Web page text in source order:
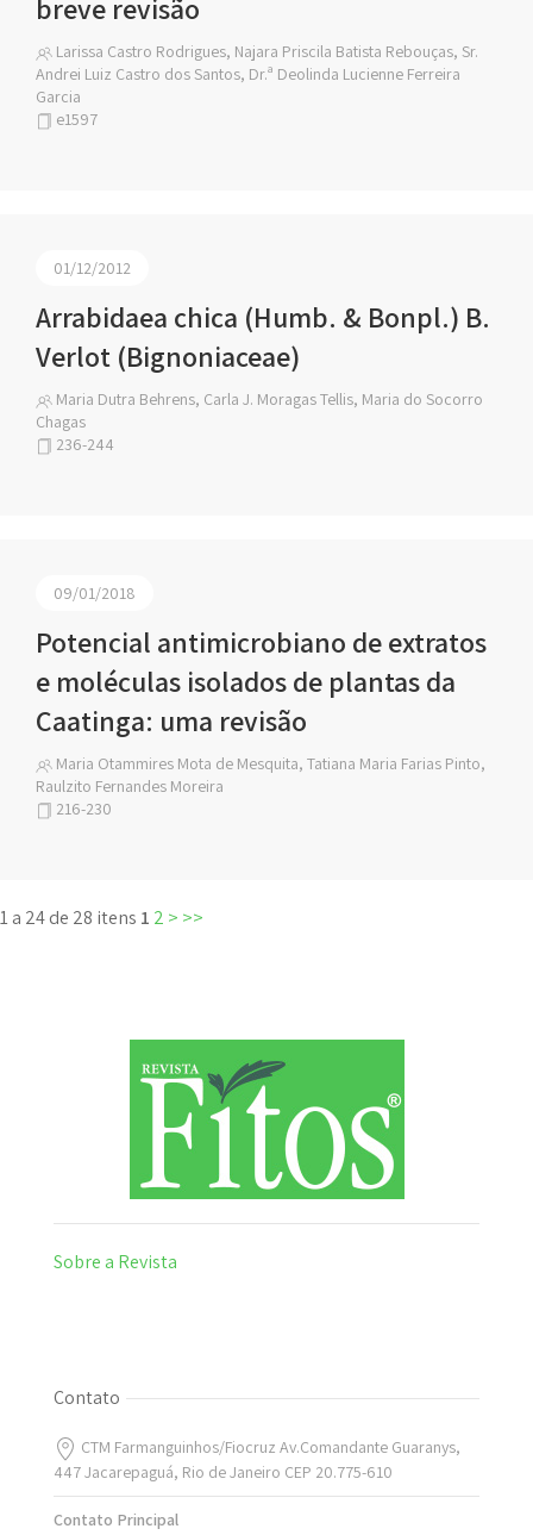
breve revisão
Larissa Castro Rodrigues, Najara Priscila Batista Rebouças, Sr.
Andrei Luiz Castro dos Santos, Dr.ª Deolinda Lucienne Ferreira
Garcia
e1597
01/12/2012
Arrabidaea chica (Humb. & Bonpl.) B.
Verlot (Bignoniaceae)
Maria Dutra Behrens, Carla J. Moragas Tellis, Maria do Socorro
Chagas
236-244
09/01/2018
Potencial antimicrobiano de extratos
e moléculas isolados de plantas da
Caatinga: uma revisão
Maria Otammires Mota de Mesquita, Tatiana Maria Farias Pinto,
Raulzito Fernandes Moreira
216-230
1 a 24 de 28 itens 1 2 > >>
Sobre a Revista
Contato
CTM Farmanguinhos/Fiocruz Av.Comandante Guaranys,
447 Jacarepaguá, Rio de Janeiro CEP 20.775-610
Contato Principal